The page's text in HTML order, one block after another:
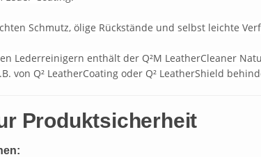
Schmutz, ölige Rückstände und selbst leichte
Lederreinigern enthält der Q²M LeatherCleaner
von Q² LeatherCoating oder Q² LeatherShield
Produktsicherheit